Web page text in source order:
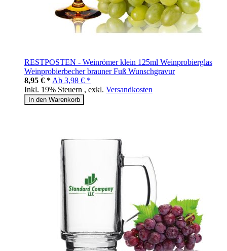
RESTPOSTEN - Weinrömer klein 125ml Weinprobierglas
Weinprobierbecher brauner Fuß Wunschgravur
8,95 € * Ab 3,98 € *
Inkl. 19% Steuern , exkl. Versandkosten
In den Warenkorb